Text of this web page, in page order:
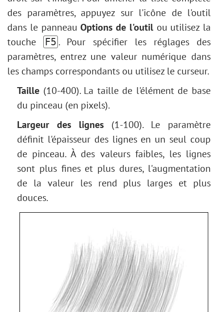
Retouche d'une vieille photo
des paramètres, appuyez sur l'icône de l'outil
dans le panneauOptions de l'outilou utilisez la
touche
F5 . Pour spécifier les réglages des
paramètres, entrez une valeur numérique dans
les champs correspondants ou utilisez le curseur.
Taille (10-400). La taille de l'élément de base
du pinceau (en pixels).
Largeur des lignes (1-100). Le paramètre
définit l'épaisseur des lignes en un seul coup
de pinceau. À des valeurs faibles, les lignes
sont plus fines et plus dures, l'augmentation
de la valeur les rend plus larges et plus
douces.